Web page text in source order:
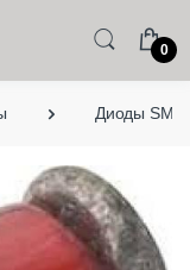
0
Диоды SMD